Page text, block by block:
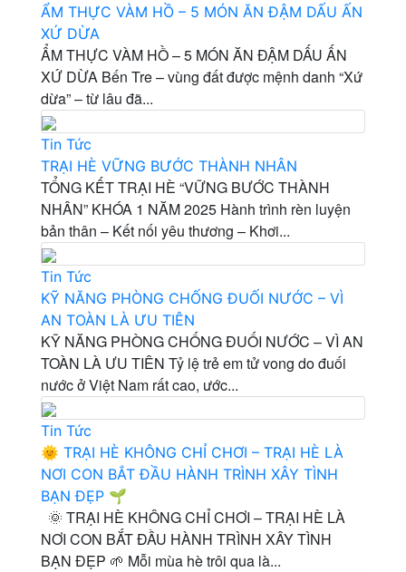
ẨM THỰC VÀM HỒ – 5 MÓN ĂN ĐẬM DẤU ẤN
XỨ DỪA
ẨM THỰC VÀM HỒ – 5 MÓN ĂN ĐẬM DẤU ẤN
XỨ DỪA Bến Tre – vùng đất được mệnh danh “Xứ
dừa” – từ lâu đã...
Tin Tức
TRẠI HÈ VỮNG BƯỚC THÀNH NHÂN
TỔNG KẾT TRẠI HÈ “VỮNG BƯỚC THÀNH
NHÂN” KHÓA 1 NĂM 2025 Hành trình rèn luyện
bản thân – Kết nối yêu thương – Khơi...
Tin Tức
KỸ NĂNG PHÒNG CHỐNG ĐUỐI NƯỚC – VÌ
AN TOÀN LÀ ƯU TIÊN
KỸ NĂNG PHÒNG CHỐNG ĐUỐI NƯỚC – VÌ AN
TOÀN LÀ ƯU TIÊN Tỷ lệ trẻ em tử vong do đuối
nước ở Việt Nam rất cao, ước...
Tin Tức
🌞 TRẠI HÈ KHÔNG CHỈ CHƠI – TRẠI HÈ LÀ
NƠI CON BẮT ĐẦU HÀNH TRÌNH XÂY TÌNH
BẠN ĐẸP 🌱
🌞 TRẠI HÈ KHÔNG CHỈ CHƠI – TRẠI HÈ LÀ
NƠI CON BẮT ĐẦU HÀNH TRÌNH XÂY TÌNH
BẠN ĐẸP 🌱 Mỗi mùa hè trôi qua là...